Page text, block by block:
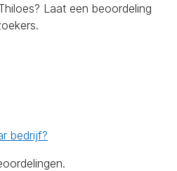
Laat een beoordeling
bedrijf?